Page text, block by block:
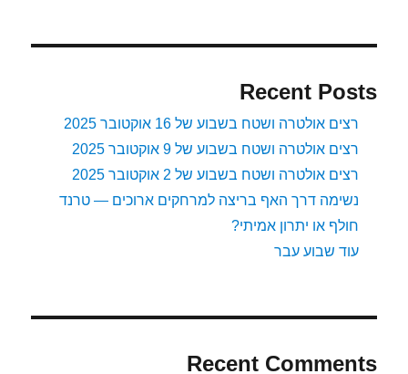
Recent Posts
רצים אולטרה ושטח בשבוע של 16 אוקטובר 2025
רצים אולטרה ושטח בשבוע של 9 אוקטובר 2025
רצים אולטרה ושטח בשבוע של 2 אוקטובר 2025
נשימה דרך האף בריצה למרחקים ארוכים — טרנד
חולף או יתרון אמיתי?
עוד שבוע עבר
Recent Comments